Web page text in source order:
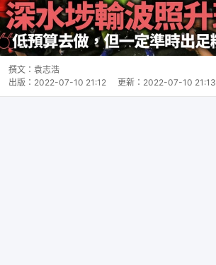
撰文： 袁志浩
出版： 2022-07-10 21:12 更新： 2022-07-10 21:13